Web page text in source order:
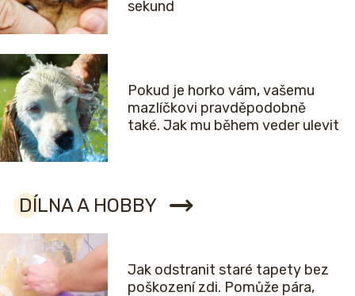
sekund
Pokud je horko vám, vašemu
mazlíčkovi pravděpodobně
také. Jak mu během veder ulevit
DÍLNA A HOBBY
Jak odstranit staré tapety bez
poškození zdi. Pomůže pára,